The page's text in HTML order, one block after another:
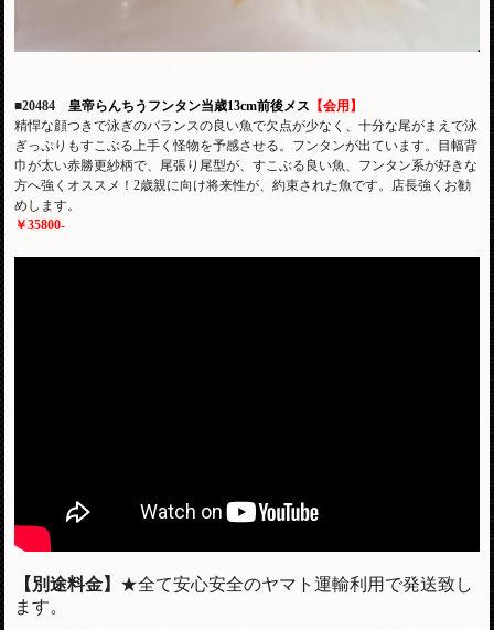
■20484皇帝らんちうフンタン当歳13cm前後メス 【会用】
精悍な顔つきで泳ぎのバランスの良い魚で欠点が少なく、十分な尾がまえで泳
ぎっぷりもすこぶる上手く怪物を予感させる。フンタンが出ています。目幅背
巾が太い赤勝更紗柄で、尾張り尾型が、すこぶる良い魚、フンタン系が好きな
方へ強くオススメ！2歳親に向け将来性が、約束された魚です。店長強くお勧
めします。
￥35800-
【別途料金】 ★全て安心安全のヤマト運輸利用で発送致し
ます。